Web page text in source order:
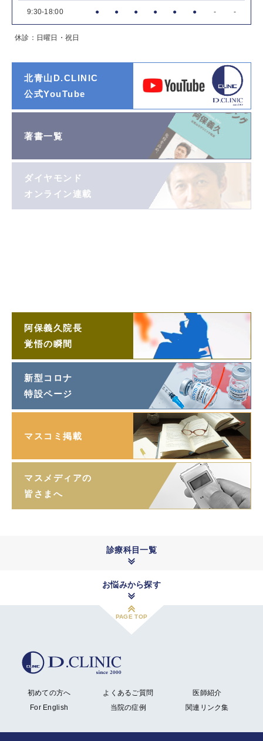
9:30-18:00 ● ● ● ● ● ● - -
休診：日曜日・祝日
北青山D.CLINIC
公式YouTube
著書一覧
ダイヤモンド
オンライン連載
阿保義久院長
覚悟の瞬間
新型コロナ
特設ページ
マスコミ掲載
マスメディアの
皆さまへ
診療科目一覧
お悩みから探す
PAGE TOP
初めての方へ よくあるご質問
医師紹介
For English
当院の症例 関連リンク集